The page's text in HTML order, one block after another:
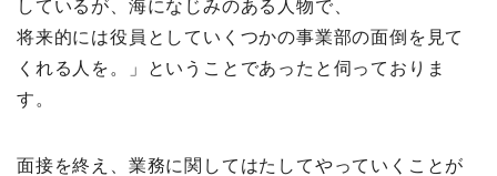
しているが、海になじみのある人物で、
将来的には役員としていくつかの事業部の面倒を見て
くれる人を。」ということであったと伺っておりま
す。
面接を終え、業務に関してはたしてやっていくことが